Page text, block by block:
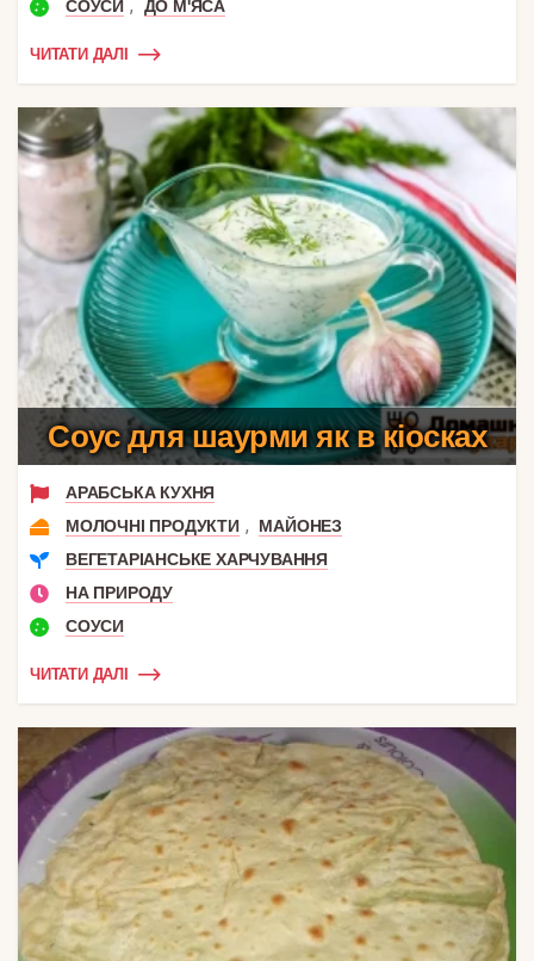
СОУСИ , ДО М'ЯСА
ЧИТАТИ ДАЛІ
Соус для шаурми як в кіосках
АРАБСЬКА КУХНЯ
МОЛОЧНІ ПРОДУКТИ ,
МАЙОНЕЗ
ВЕГЕТАРІАНСЬКЕ ХАРЧУВАННЯ
НА ПРИРОДУ
СОУСИ
ЧИТАТИ ДАЛІ